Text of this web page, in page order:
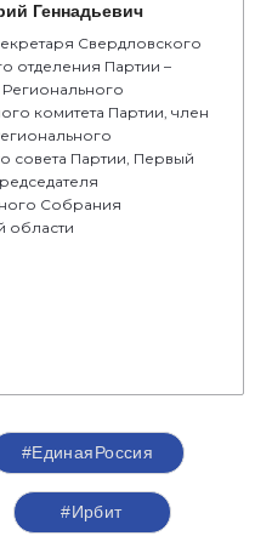
Геннадьевич
Свердловского
отделения Партии –
комитета Партии, член
совета Партии, Первый
Собрания
области
#‎ЕдинаяРоссия
#Ирбит